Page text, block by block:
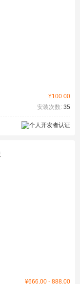
¥100.00
安装次数: 35
¥666.00 - 888.00